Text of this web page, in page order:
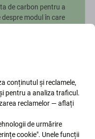
de carbon pentru a
modul în care
despre reduceri și
prin trimiterea acestui
conținutul și reclamele,
pentru a analiza traficul.
reclamelor — aflați
de urmărire
cookie". Unele funcții